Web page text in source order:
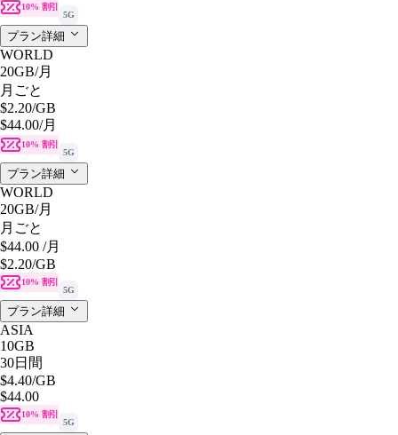
10% 割引
5G
プラン詳細
WORLD
20GB/月
月ごと
$2.20/GB
$44.00/月
10% 割引
5G
プラン詳細
WORLD
20GB/月
月ごと
$44.00 /月
$2.20/GB
10% 割引
5G
プラン詳細
ASIA
10GB
30日間
$4.40/GB
$44.00
10% 割引
5G